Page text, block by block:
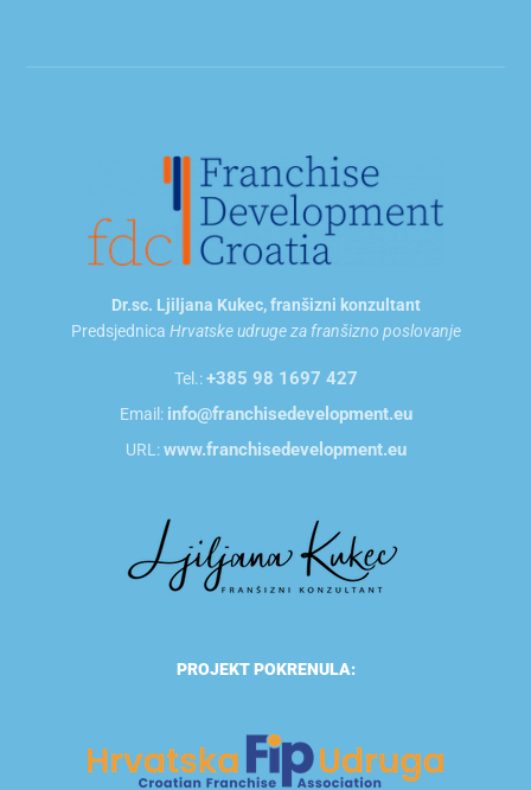
Dr.sc. Ljiljana Kukec, franšizni konzultant
Predsjednica Hrvatske udruge za franšizno poslovanje
Tel.:+385 98 1697 427
Email: info@franchisedevelopment.eu
URL:www.franchisedevelopment.eu
PROJEKT POKRENULA: